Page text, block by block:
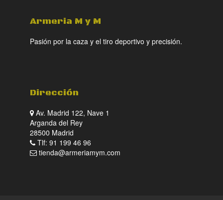
Armeria M y M
Pasión por la caza y el tiro deportivo y precisión.
Dirección
Av. Madrid 122, Nave 1
Arganda del Rey
28500 Madrid
Tlf: 91 199 46 96
tienda@armeriamym.com